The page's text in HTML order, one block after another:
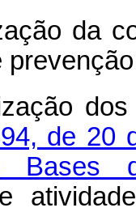
da
de 20
Bases